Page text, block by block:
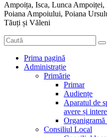
Ampoița, Isca, Lunca Ampoiței,
Poiana Ampoiului, Poiana
Tăuți și Văleni
Prima pagină
Administrație
Primărie
Primar
Audiențe
Aparatul de
avere și
Consiliul Local